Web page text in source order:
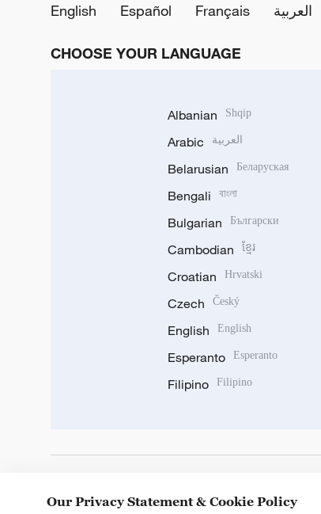
English
Español Français العربية
CHOOSE YOUR LANGUAGE
Albanian Shqip
Arabic العربية
Belarusian Беларуская
Bengali বাংলা
Bulgarian Български
Cambodian ខ្មែរ
Croatian Hrvatski
Czech Český
English English
Esperanto Esperanto
Filipino Filipino
Our Privacy Statement & Cookie Policy